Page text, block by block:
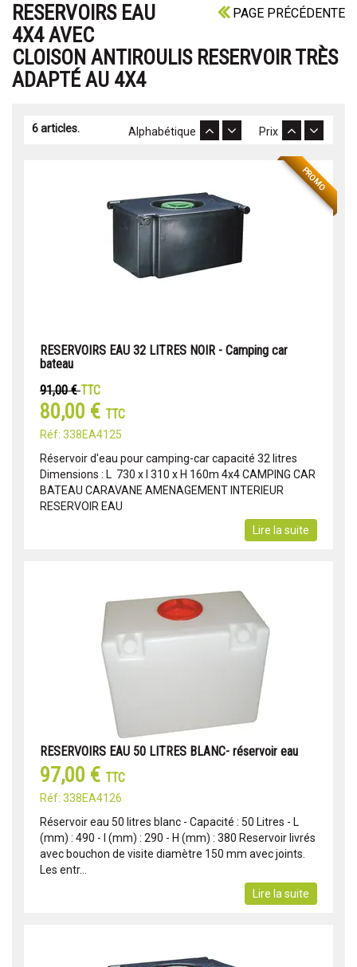
PAGE PRÉCÉDENTE
RESERVOIRS EAU
4X4 AVEC
CLOISON ANTIROULIS RESERVOIR TRÈS
ADAPTÉ AU 4X4
6 articles. Prix
Alphabétique
PROMO
RESERVOIRS EAU 32 LITRES NOIR - Camping car
bateau
91,00 €TTC
80,00 € TTC
Réf: 338EA4125
Réservoir d'eau pour camping-car capacité 32 litres
Dimensions : L 730 x l 310 x H 160m 4x4 CAMPING CAR
BATEAU CARAVANE AMENAGEMENT INTERIEUR
RESERVOIR EAU
Lire la suite
RESERVOIRS EAU 50 LITRES BLANC- réservoir eau
97,00 € TTC
Réf: 338EA4126
Réservoir eau 50 litres blanc - Capacité : 50 Litres - L
(mm) : 490 - l (mm) : 290 - H (mm) : 380 Reservoir livrés
avec bouchon de visite diamètre 150 mm avec joints.
Les entr...
Lire la suite